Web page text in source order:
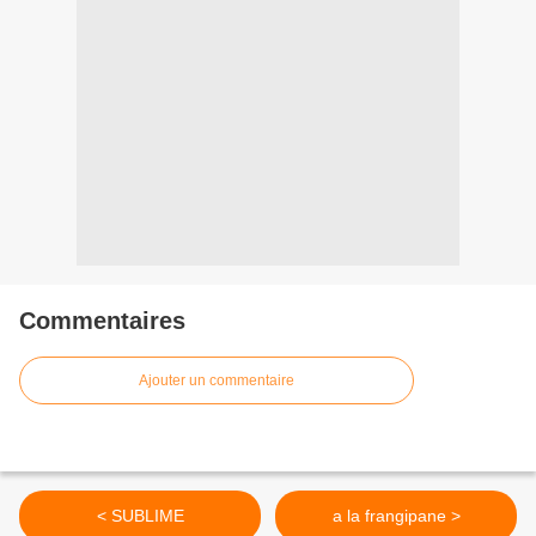
Commentaires
Ajouter un commentaire
< SUBLIME a la frangipane >